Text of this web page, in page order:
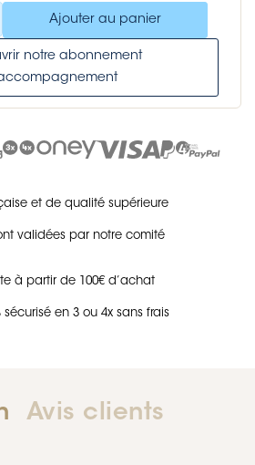
Ajouter au panier
notre abonnement
et de qualité supérieure
validées par notre comité
à partir de 100€ d’achat
sécurisé en 3 ou 4x sans frais
Avis clients